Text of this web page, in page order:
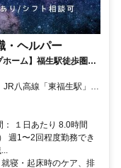
・ヘルパー
ーム】福生駅徒歩圏内/
で通勤しやすく、電車
１日あたり 8.0時間
週1〜2回程度勤務でき
寝・起床時のケア、排